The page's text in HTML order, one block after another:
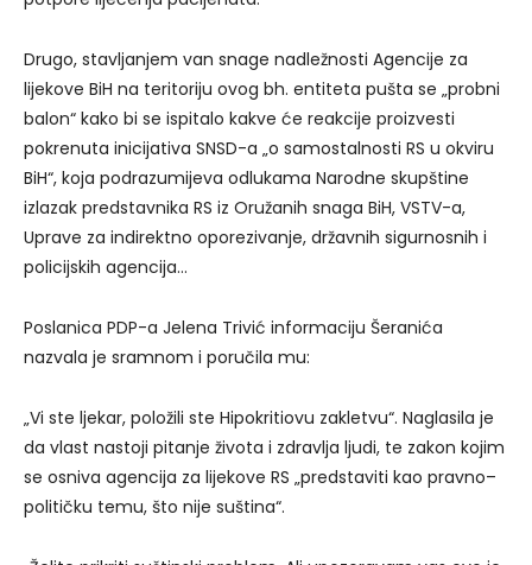
Drugo, stavljanjem van snage nadležnosti Agencije za
lijekove BiH na teritoriju ovog bh. entiteta pušta se „probni
balon“ kako bi se ispitalo kakve će reakcije proizvesti
pokrenuta inicijativa SNSD-a „o samostalnosti RS u okviru
BiH“, koja podrazumijeva odlukama Narodne skupštine
izlazak predstavnika RS iz Oružanih snaga BiH, VSTV-a,
Uprave za indirektno oporezivanje, državnih sigurnosnih i
policijskih agencija…
Poslanica PDP-a Jelena Trivić informaciju Šeranića
nazvala je sramnom i poručila mu:
„Vi ste ljekar, položili ste Hipokritiovu zakletvu“. Naglasila je
da vlast nastoji pitanje života i zdravlja ljudi, te zakon kojim
se osniva agencija za lijekove RS „predstaviti kao pravno–
političku temu, što nije suština“.